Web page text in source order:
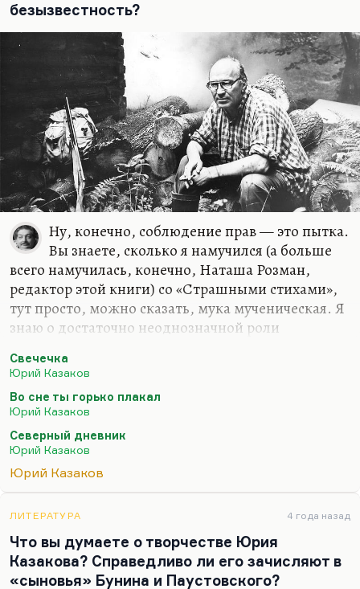
безызвестность?
Ну, конечно, соблюдение прав — это пытка.
Вы знаете, сколько я намучился (а больше
всего намучилась, конечно, Наташа Розман,
редактор этой книги) со «Страшными стихами»,
тут просто, можно сказать, мука мученическая. Я
знаю о достаточно неоднозначной роли
Вот я, скажем, собирался издать сборник Вадима
Антонова, узнал, что права каким-то образом
оказались у Глоцера. Тогда книгу издать не
удалось. А сейчас, после его смерти, я даже не
знаю, кто правообладатель.
Вообще ревнивое отношение наследников к
посмертному, естественно, хотя и при жизни
очень многие охраняют своих кумиров,— это, мне
кажется,…
Свечечка
Юрий Казаков
Во сне ты горько плакал
Юрий Казаков
Северный дневник
Юрий Казаков
Юрий Казаков
ЛИТЕРАТУРА 4 года назад
Что вы думаете о творчестве Юрия
Казакова? Справедливо ли его зачисляют в
«сыновья» Бунина и Паустовского?